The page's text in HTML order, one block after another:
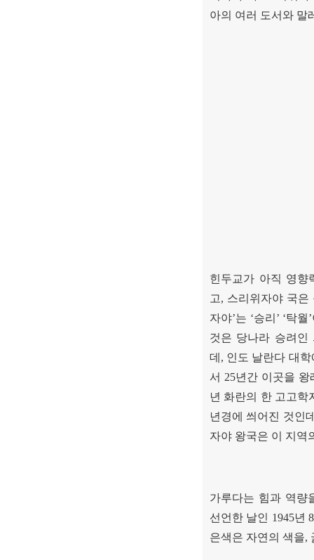
아의 여러 도서와 말
힌두교가 아직 영향
고, 스리위자야 국은
자야’는 ‘승리 ’ ‘탁월’
것은 당나라 승려인
데 , 인도 날란다 대
서 25년간 이곳을 왕
년 화란의 한 고고학
년경에 씌어진 것인
자야 왕국은 이 지역
가루다는 힘과 역량
선언한 날인 1945년 8
은색은 자연의 색을,